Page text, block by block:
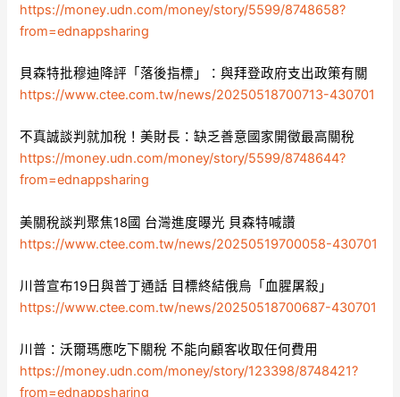
https://money.udn.com/money/story/5599/8748658?
from=ednappsharing
貝森特批穆迪降評「落後指標」：與拜登政府支出政策有關
https://www.ctee.com.tw/news/20250518700713-430701
不真誠談判就加稅！美財長：缺乏善意國家開徵最高關稅
https://money.udn.com/money/story/5599/8748644?
from=ednappsharing
美關稅談判聚焦18國 台灣進度曝光 貝森特喊讚
https://www.ctee.com.tw/news/20250519700058-430701
川普宣布19日與普丁通話 目標終結俄烏「血腥屠殺」
https://www.ctee.com.tw/news/20250518700687-430701
川普：沃爾瑪應吃下關稅 不能向顧客收取任何費用
https://money.udn.com/money/story/123398/8748421?
from=ednappsharing